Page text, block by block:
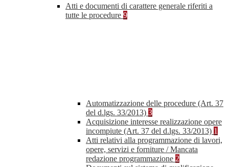
Atti e documenti di carattere generale riferiti a
tutte le procedure 9
Automatizzazione delle procedure (Art. 37
del d.lgs. 33/2013) 3
Acquisizione interesse realizzazione opere
incompiute (Art. 37 del d.lgs. 33/2013) 1
Atti relativi alla programmazione di lavori,
opere, servizi e forniture / Mancata
redazione programmazione 2